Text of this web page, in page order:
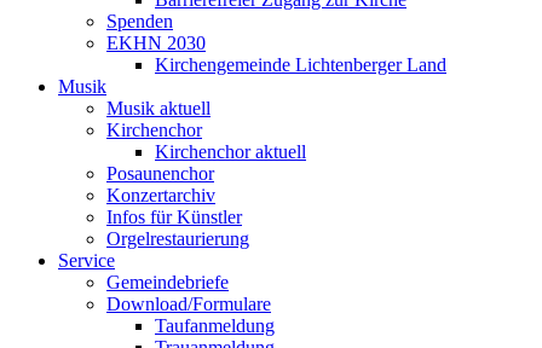
Spenden
EKHN 2030
Kirchengemeinde Lichtenberger Land
Musik
Musik aktuell
Kirchenchor
Kirchenchor aktuell
Posaunenchor
Konzertarchiv
Infos für Künstler
Orgelrestaurierung
Service
Gemeindebriefe
Download/Formulare
Taufanmeldung